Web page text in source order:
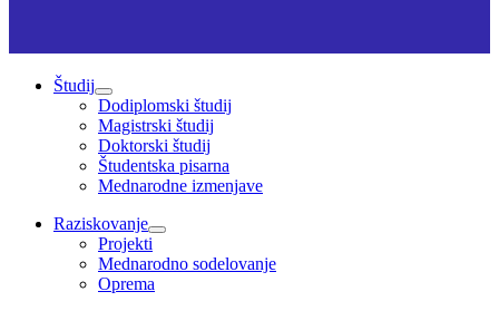
Študij
Dodiplomski študij
Magistrski študij
Doktorski študij
Študentska pisarna
Mednarodne izmenjave
Raziskovanje
Projekti
Mednarodno sodelovanje
Oprema